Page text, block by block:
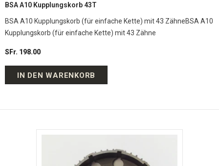
BSA A10 Kupplungskorb 43T
BSA A10 Kupplungskorb (für einfache Kette) mit 43 ZähneBSA A10
Kupplungskorb (für einfache Kette) mit 43 Zähne
SFr. 198.00
IN DEN WARENKORB